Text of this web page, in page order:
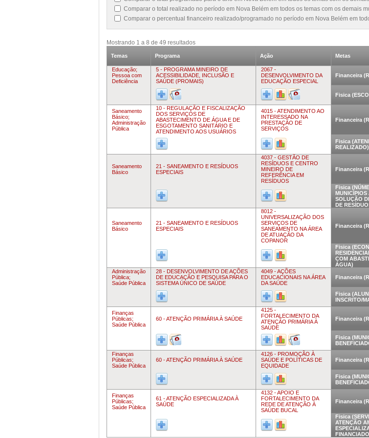
Comparar o total realizado no período em Nova Belém em todos os temas com os demais
Comparar o percentual financeiro realizado/programado no período em Nova Belém em
Mostrando 1 a 8 de 49 resultados
Temas Programa Ação Metas
Educação;
Pessoa com
Deficiência
5 - PROGRAMA MINEIRO DE
ACESSIBILIDADE, INCLUSÃO E
SAÚDE (PROMAIS)
2067 -
DESENVOLVIMENTO DA
EDUCAÇÃO ESPECIAL
Financeira
Fisica
Saneamento
Básico;
Administração
Pública
10 - REGULAÇÃO E FISCALIZAÇÃO
DOS SERVIÇOS DE
ABASTECIMENTO DE ÁGUA E DE
ESGOTAMENTO SANITÁRIO E
ATENDIMENTO AOS USUÁRIOS
4015 - ATENDIMENTO AO
INTERESSADO NA
PRESTAÇÃO DE
SERVIÇOS
Financeira
Fisica
REALIZADO)
Saneamento
Básico
21 - SANEAMENTO E RESÍDUOS
ESPECIAIS
4037 - GESTÃO DE
RESÍDUOS E CENTRO
MINEIRO DE
REFERÊNCIA EM
RESÍDUOS
Financeira
Fisica
MUNICÍPIOS
SOLUÇÃO
DE
Saneamento
Básico
21 - SANEAMENTO E RESÍDUOS
ESPECIAIS
8012 -
UNIVERSALIZAÇÃO DOS
SERVIÇOS DE
SANEAMENTO NA ÁREA
DE ATUAÇÃO DA
COPANOR
Financeira
Fisica
COM
ÁGUA)
Administração
Pública;
Saúde Pública
28 - DESENVOLVIMENTO DE AÇÕES
DE EDUCAÇÃO E PESQUISA PARA O
SISTEMA ÚNICO DE SAÚDE
4049 - AÇÕES
EDUCACIONAIS NA ÁREA
DA SAÚDE
Financeira
Fisica
INSCRITO/
Finanças
Públicas;
Saúde Pública
60 - ATENÇÃO PRIMÁRIA À SAÚDE
4125 -
FORTALECIMENTO DA
ATENÇÃO PRIMÁRIA À
SAÚDE
Financeira
Fisica
Finanças
Públicas;
Saúde Pública
60 - ATENÇÃO PRIMÁRIA À SAÚDE
4126 - PROMOÇÃO À
SAÚDE E POLÍTICAS DE
EQUIDADE
Financeira
Fisica
Finanças
Públicas;
Saúde Pública
61 - ATENÇÃO ESPECIALIZADA À
SAÚDE
4132 - APOIO E
FORTALECIMENTO DA
REDE DE ATENÇÃO À
SAÚDE BUCAL
Financeira
Fisica
ATENÇÃO